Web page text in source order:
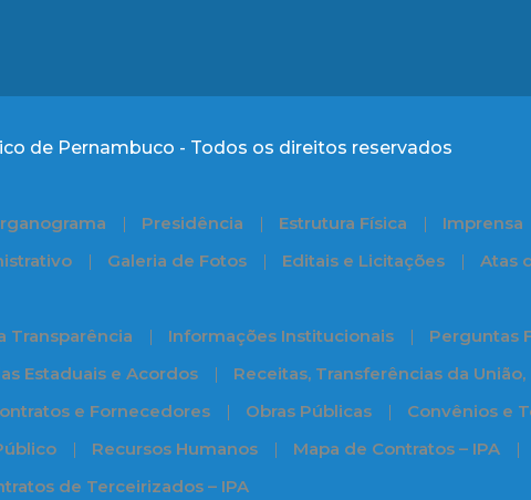
de Pernambuco - Todos os direitos reservados
Presidência Estrutura Física Imprensa
Galeria de Fotos Editais e Licitações Atas
Transparência
Informações Institucionais Perguntas
Estaduais e Acordos
Receitas, Transferências da
e Fornecedores
Obras Públicas Convênios e
Recursos Humanos Mapa de Contratos – IPA
de Terceirizados – IPA